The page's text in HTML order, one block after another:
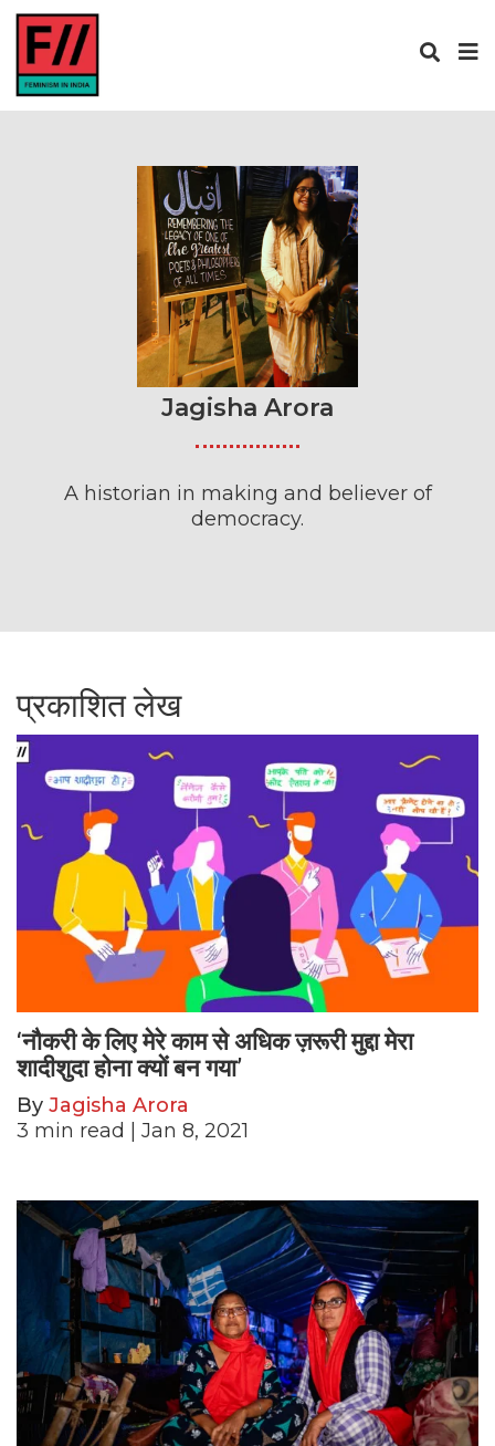
Jagisha Arora
A historian in making and believer of
democracy.
प्रकाशित लेख
‘नौकरी के लिए मेरे काम से अधिक ज़रूरी मुद्दा मेरा
शादीशुदा होना क्यों बन गया’
By Jagisha Arora
3 min read | Jan 8, 2021